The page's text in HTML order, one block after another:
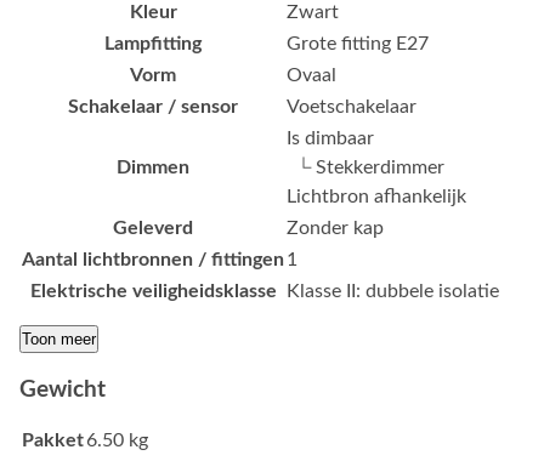
Kleur
Zwart
Lampfitting
Grote fitting E27
Vorm
Ovaal
Schakelaar / sensor
Voetschakelaar
Dimmen
Is dimbaar
└ Stekkerdimmer
Lichtbron afhankelijk
Geleverd
Zonder kap
Aantal lichtbronnen / fittingen 1
Elektrische veiligheidsklasse
Klasse II: dubbele isolatie
Toon meer
Gewicht
Pakket6.50 kg